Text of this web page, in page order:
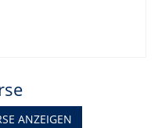
ANZEIGEN